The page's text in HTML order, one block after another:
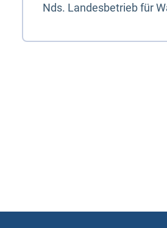
Nds. Landesbetrieb für